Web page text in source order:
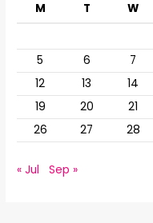
M
T W
5
6 7
12
13 14
19
20 21
26
27 28
« Jul Sep »